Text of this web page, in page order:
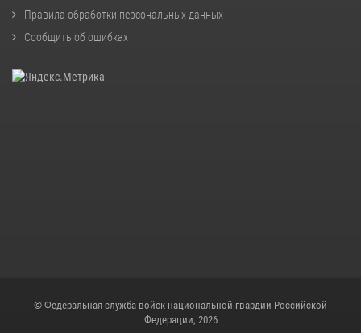
Правила обработки персональных данных
Сообщить об ошибках
© Федеральная служба войск национальной гвардии Российской
Федерации, 2026